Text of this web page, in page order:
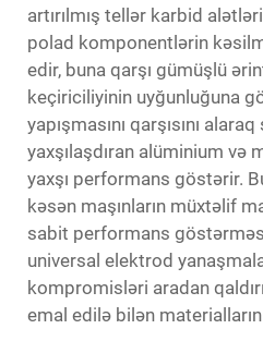
artırılmış tellər karbid
polad komponentlərin
edir, buna qarşı gümüşlü
keçiriciliyinin uyğunluğuna
yapışmasını qarşısını
yaxşılaşdıran alüminium və
yaxşı performans göstərir.
kəsən maşınların müxtəlif
sabit performans
universal elektrod
kompromisləri aradan
emal edilə bilən